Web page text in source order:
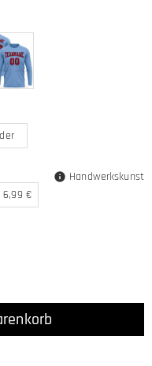
6,99 €
Handwerkskunst